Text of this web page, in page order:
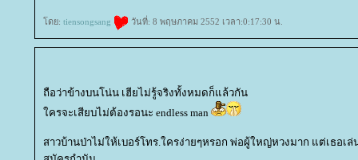
ดย: tiensongsang วันที่: 8 พฤษภาคม 2552 เวลา:0:17:30 น.
ถือว่าข้างบนโน่น เฮียไม่รู้จริงทั้งหมดก็แล้วกัน
ครจะเสียบไม่ต้องรอนะ endless man
สาวบ้านป่าไม่ให้เบอร์โทร.ใครง่ายๆหรอก พ่อผู้ใหญ่หวงมาก แต่เธอเล่